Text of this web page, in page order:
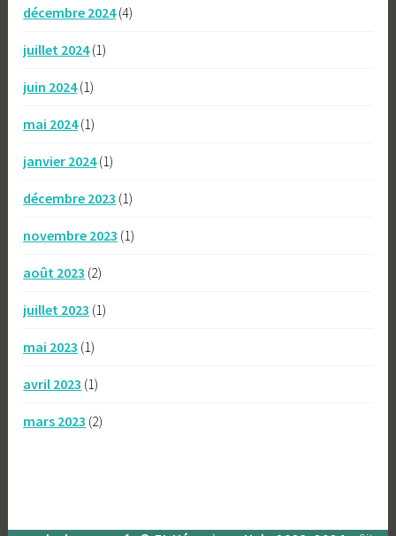
décembre 2024(4)
juillet 2024(1)
juin 2024(1)
mai 2024(1)
janvier 2024(1)
décembre 2023 (1)
novembre 2023 (1)
août 2023 (2)
juillet 2023 (1)
mai 2023 (1)
avril 2023 (1)
mars 2023 (2)